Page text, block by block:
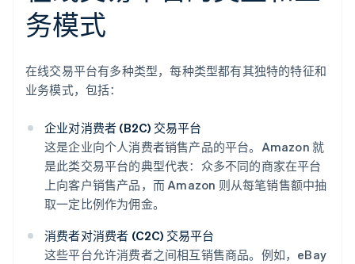
务模式
在线交易平台有多种类型，每种类型都有其独特的特征和
业务模式，包括：
企业对消费者 (B2C) 交易平台
这是企业向个人消费者销售产品的平台。Amazon 就
是此类交易平台的典型代表：众多不同的商家在平台
上向客户销售产品，而 Amazon 则从每笔销售额中抽
取一定比例作为佣金。
消费者对消费者 (C2C) 交易平台
这些平台允许消费者之间相互销售商品。例如，eBay